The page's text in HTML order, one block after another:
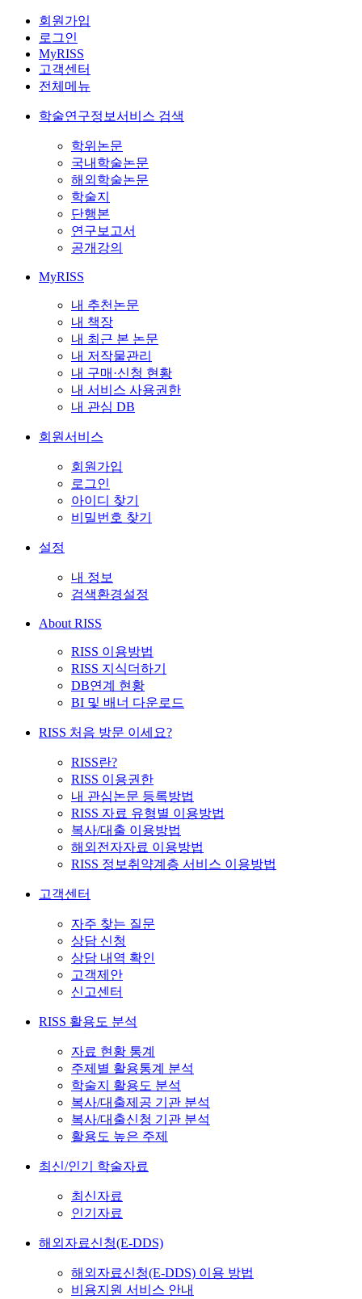
회원가입
로그인
MyRISS
고객센터
전체메뉴
학술연구정보서비스 검색
학위논문
국내학술논문
해외학술논문
학술지
단행본
연구보고서
공개강의
MyRISS
내 추천논문
내 책장
내 최근 본 논문
내 저작물관리
내 구매·신청 현황
내 서비스 사용권한
내 관심 DB
회원서비스
회원가입
로그인
아이디 찾기
비밀번호 찾기
설정
내 정보
검색환경설정
About RISS
RISS 이용방법
RISS 지식더하기
DB연계 현황
BI 및 배너 다운로드
RISS 처음 방문 이세요?
RISS란?
RISS 이용권한
내 관심논문 등록방법
RISS 자료 유형별 이용방법
복사/대출 이용방법
해외전자자료 이용방법
RISS 정보취약계층 서비스 이용방법
고객센터
자주 찾는 질문
상담 신청
상담 내역 확인
고객제안
신고센터
RISS 활용도 분석
자료 현황 통계
주제별 활용통계 분석
학술지 활용도 분석
복사/대출제공 기관 분석
복사/대출신청 기관 분석
활용도 높은 주제
최신/인기 학술자료
최신자료
인기자료
해외자료신청(E-DDS)
해외자료신청(E-DDS) 이용 방법
비용지원 서비스 안내